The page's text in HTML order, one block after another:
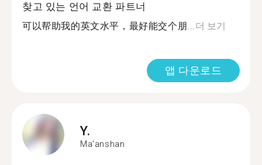
찾고 있는 언어 교환 파트너
可以帮助我的英文水平，最好能交个朋...더 보기
앱 다운로드
Y.
Ma'anshan